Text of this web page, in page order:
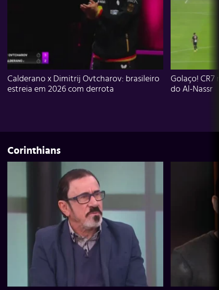
Calderano x Dimitrij Ovtcharov: brasileiro
estreia em 2026 com derrota
Golaço!
do Al-Nassr
Corinthians